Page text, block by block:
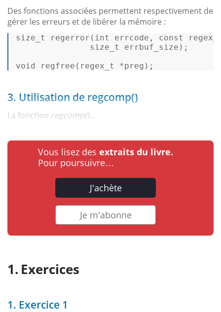
Des fonctions associées permettent respectivement de
gérer les erreurs et de libérer la mémoire :
size_t regerror ( int errcode, const
size_t
errbuf_size) ;
void
regfree ( regex_t *preg) ;
3. Utilisation de regcomp()
La fonction regcomp()...
Vous lisez des extraits du livre.
Pour poursuivre…
J'achète
Je m'abonne
Exercices
1. Exercice 1